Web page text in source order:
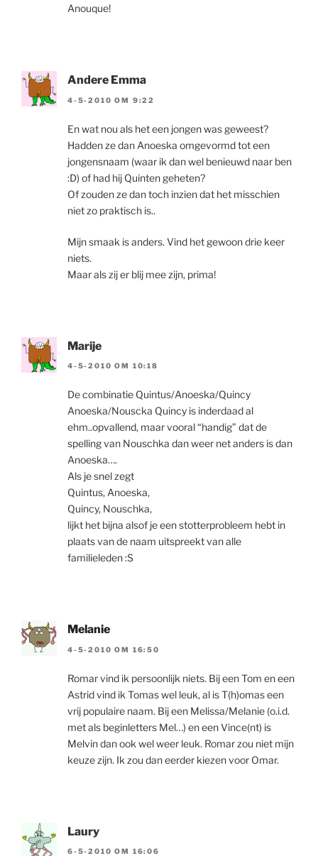
Anouque!
Andere Emma
4-5-2010 OM 9:22
En wat nou als het een jongen was geweest?
Hadden ze dan Anoeska omgevormd tot een
jongensnaam (waar ik dan wel benieuwd naar ben
:D) of had hij Quinten geheten?
Of zouden ze dan toch inzien dat het misschien
niet zo praktisch is..
Mijn smaak is anders. Vind het gewoon drie keer
niets.
Maar als zij er blij mee zijn, prima!
Marije
4-5-2010 OM 10:18
De combinatie Quintus/Anoeska/Quincy
Anoeska/Nouscka Quincy is inderdaad al
ehm..opvallend, maar vooral “handig” dat de
spelling van Nouschka dan weer net anders is dan
Anoeska….
Als je snel zegt
Quintus, Anoeska,
Quincy, Nouschka,
lijkt het bijna alsof je een stotterprobleem hebt in
plaats van de naam uitspreekt van alle
familieleden :S
Melanie
4-5-2010 OM 16:50
Romar vind ik persoonlijk niets. Bij een Tom en een
Astrid vind ik Tomas wel leuk, al is T(h)omas een
vrij populaire naam. Bij een Melissa/Melanie (o.i.d.
met als beginletters Mel…) en een Vince(nt) is
Melvin dan ook wel weer leuk. Romar zou niet mijn
keuze zijn. Ik zou dan eerder kiezen voor Omar.
Laury
6-5-2010 OM 16:06